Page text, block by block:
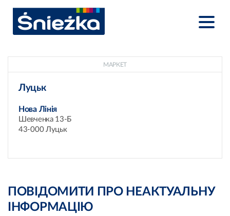
МАРКЕТ
Луцьк
Нова Лінія
Шевченка 13-Б
43-000 Луцьк
ПОВІДОМИТИ ПРО НЕАКТУАЛЬНУ
ІНФОРМАЦІЮ